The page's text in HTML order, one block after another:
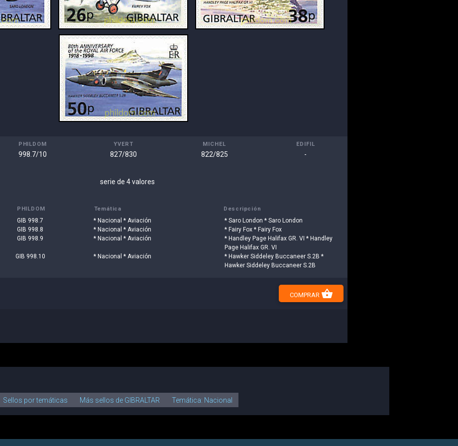
PHILDOM
998.7/10
YVERT
827/830
MICHEL
822/825
EDIFIL
-
serie de 4 valores
PHILDOM Temática Descripción
GIB 998.7 * Nacional * Aviación
* Saro London * Saro London
GIB 998.8 * Nacional * Aviación
* Fairy Fox * Fairy Fox
GIB 998.9 * Nacional * Aviación
* Handley Page Halifax GR. VI * Handley
Page Halifax GR. VI
GIB 998.10 * Nacional * Aviación
* Hawker Siddeley Buccaneer S.2B *
Hawker Siddeley Buccaneer S.2B
COMPRAR shopping_basket
Sellos por temáticas Más sellos de GIBRALTAR Temática: Nacional